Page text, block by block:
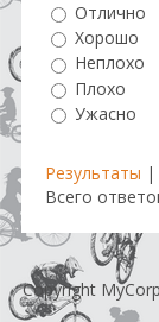
Отлично
Хорошо
Неплохо
Плохо
Ужасно
Результаты |
Всего
Copyright